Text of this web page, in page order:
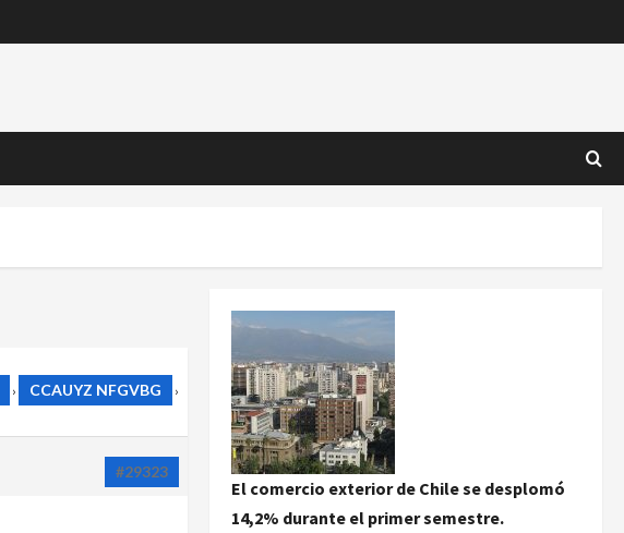
› CCAUYZ NFGVBG
›
#29323
El comercio exterior de Chile se desplomó
14,2% durante el primer semestre.